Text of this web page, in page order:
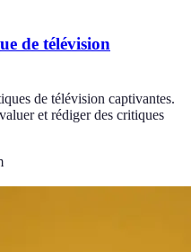
de télévision
de télévision captivantes.
et rédiger des critiques